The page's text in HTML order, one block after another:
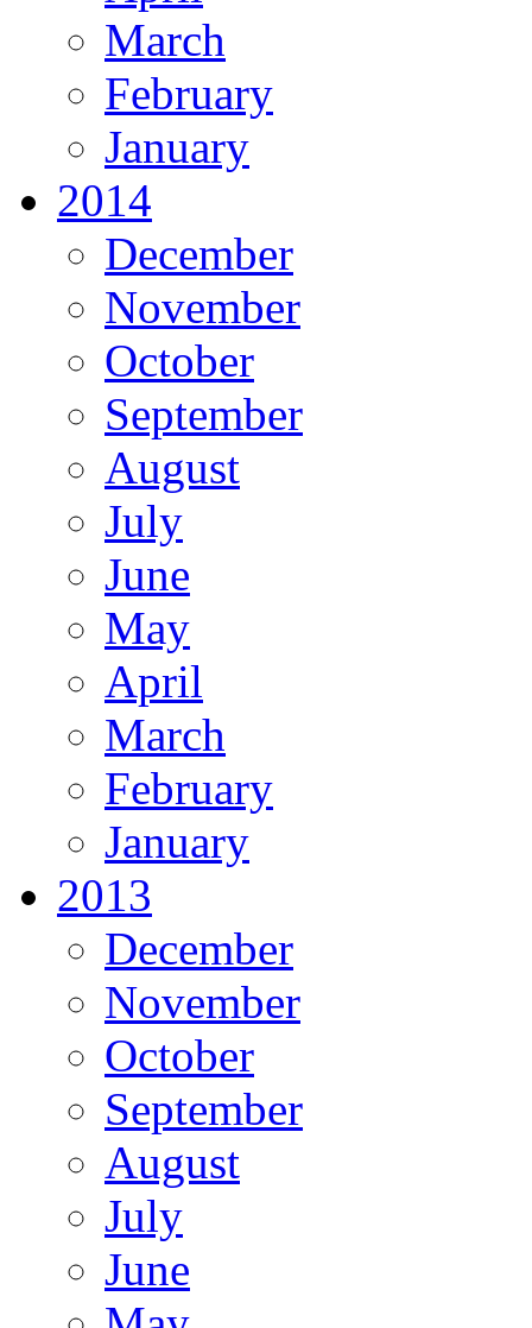
March
February
January
2014
December
November
October
September
August
July
June
May
April
March
February
January
2013
December
November
October
September
August
July
June